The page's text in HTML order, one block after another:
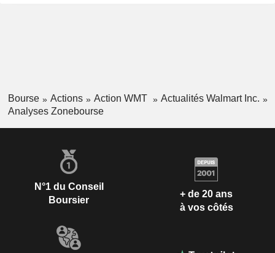
Bourse Actions Action WMT
Actualités Walmart Inc.
Analyses Zonebourse
N°1 du Conseil
Boursier
+ de 20 ans
à vos côtés